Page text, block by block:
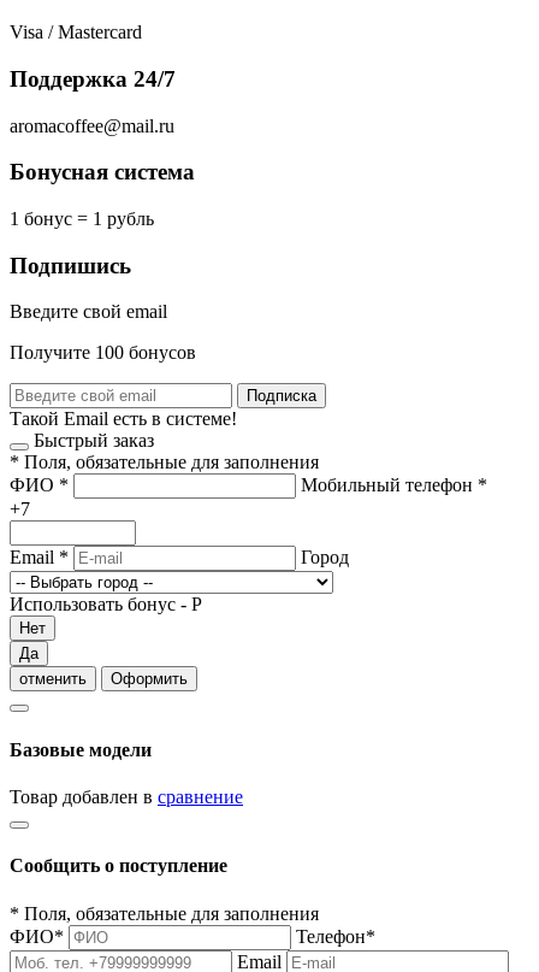
Visa / Mastercard
Поддержка 24/7
aromacoffee@mail.ru
Бонусная система
1 бонус = 1 рубль
Подпишись
Введите свой email
Получите 100 бонусов
Подписка
Такой Email есть в системе!
Быстрый заказ
* Поля, обязательные для заполнения
ФИО * Мобильный телефон *
+7
Email * Город
Использовать бонус - Р
Нет
Да
отменить
Оформить
Базовые модели
Товар добавлен в сравнение
Сообщить о поступление
* Поля, обязательные для заполнения
ФИО* Телефон*
Email